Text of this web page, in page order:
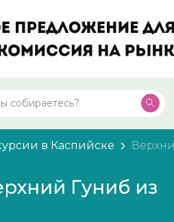
Новгород
Посмотреть все города
в Каспийске
Гуниб из